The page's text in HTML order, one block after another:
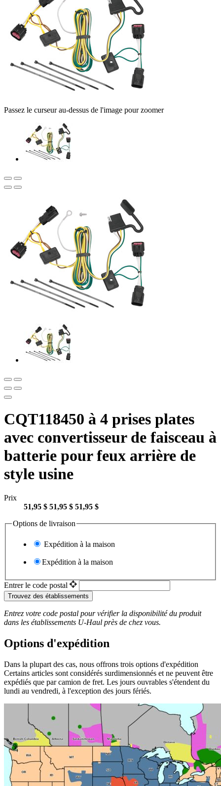
Passez le curseur au-dessus de l'image pour zoomer
CQT118450 à 4 prises plates
avec convertisseur de faisceau à
batterie pour feux arrière de
style usine
Prix
51,95 $ 51,95 $ 51,95 $
Options de livraison
Expédition à la maison
Expédition à la maison
Entrer le code postal
Trouvez des établissements
Entrez votre code postal pour vérifier la disponibilité du produit
dans les établissements U-Haul près de chez vous.
Options d'expédition
Dans la plupart des cas, nous offrons trois options d'expédition
Certains articles sont considérés surdimensionnés et ne peuvent être
expédiés que par camion de fret. Les jours ouvrables s'étendent du
lundi au vendredi, à l'exception des jours fériés.